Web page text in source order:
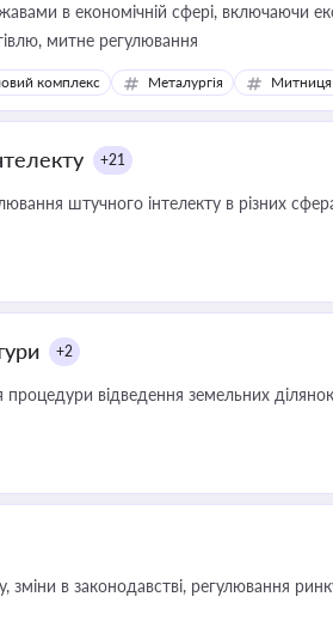
в економічній сфері, включаючи
митне регулювання
комплекс Металургія
+21
штучного інтелекту в різних
+2
відведення земельних
зміни в законодавстві, регулювання